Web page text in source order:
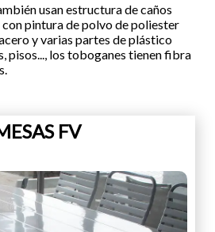
usan estructura de caños
pintura de polvo de poliester
y varias partes de plástico
pisos..., los toboganes tienen fibra
FV